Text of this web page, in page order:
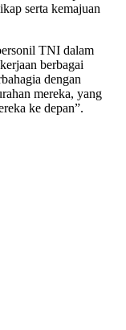
serta kemajuan
TNI dalam
berbagai
dengan
mereka, yang
ke depan”.